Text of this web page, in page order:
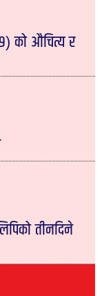
को औचित्य र
तीनदिने